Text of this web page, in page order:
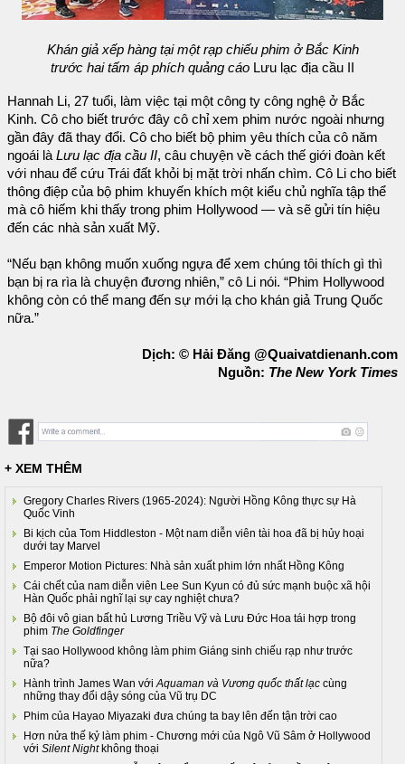
Khán giả xếp hàng tại một rạp chiếu phim ở Bắc Kinh
trước hai tấm áp phích quảng cáo Lưu lạc địa cầu II
Hannah Li, 27 tuổi, làm việc tại một công ty công nghệ ở Bắc
Kinh. Cô cho biết trước đây cô chỉ xem phim nước ngoài nhưng
gần đây đã thay đổi. Cô cho biết bộ phim yêu thích của cô năm
ngoái làLưu lạc địa cầu II, câu chuyện về cách thế giới đoàn kết
với nhau để cứu Trái đất khỏi bị mặt trời nhấn chìm. Cô Li cho biết
thông điệp của bộ phim khuyến khích một kiểu chủ nghĩa tập thể
mà cô hiếm khi thấy trong phim Hollywood — và sẽ gửi tín hiệu
đến các nhà sản xuất Mỹ.
“Nếu bạn không muốn xuống ngựa để xem chúng tôi thích gì thì
bạn bị ra rìa là chuyện đương nhiên,” cô Li nói. “Phim Hollywood
không còn có thể mang đến sự mới lạ cho khán giả Trung Quốc
nữa.”
Dịch: © Hải Đăng @Quaivatdienanh.com
Nguồn: The New York Times
+ XEM THÊM
Gregory Charles Rivers (1965-2024): Người Hồng Kông thực sự Hà
Quốc Vinh
Bi kịch của Tom Hiddleston - Một nam diễn viên tài hoa đã bị hủy hoại
dưới tay Marvel
Emperor Motion Pictures: Nhà sản xuất phim lớn nhất Hồng Kông
Cái chết của nam diễn viên Lee Sun Kyun có đủ sức mạnh buộc xã hội
Hàn Quốc phải nghĩ lại sự cay nghiệt chưa?
Bộ đôi vô gian bất hủ Lương Triều Vỹ và Lưu Đức Hoa tái hợp trong
phim The Goldfinger
Tại sao Hollywood không làm phim Giáng sinh chiếu rạp như trước
nữa?
Hành trình James Wan với Aquaman và Vương quốc thất lạc cùng
những thay đổi dậy sóng của Vũ trụ DC
Phim của Hayao Miyazaki đưa chúng ta bay lên đến tận trời cao
Hơn nửa thế kỷ làm phim - Chương mới của Ngô Vũ Sâm ở Hollywood
với Silent Nightkhông thoại